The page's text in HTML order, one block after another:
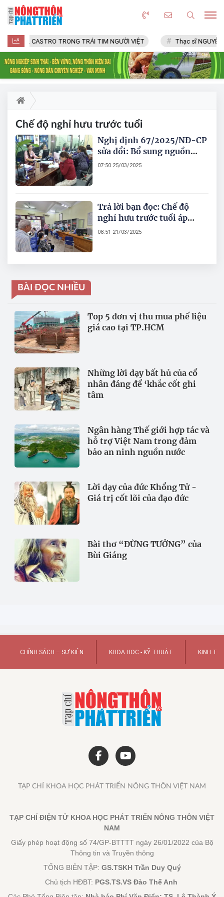
FIDEL CASTRO TRONG TRÁI TIM NGƯỜI VIỆT Thạc sĩ NGUYỄN
Chế độ nghỉ hưu trước tuổi
Nghị định 67/2025/NĐ-CP
sửa đổi: Bổ sung nguồn
kinh phí thực hiện chế độ
07:50 25/03/2025
Trả lời bạn đọc: Chế độ
nghỉ hưu trước tuổi áp
dụng với nhóm cơ quan
08:51 21/03/2025
BÀI ĐỌC NHIỀU
Top 5 đơn vị thu mua phế liệu
giá cao tại TP.HCM
Những lời dạy bất hủ của cổ
nhân đáng để ‘khắc cốt ghi
tâm
Ngân hàng Thế giới hợp tác và
hỗ trợ Việt Nam trong đảm
bảo an ninh nguồn nước
Lời dạy của đức Khổng Tử -
Giá trị cốt lõi của đạo đức
Bài thơ “ĐỪNG TƯỞNG” của
Bùi Giáng
CHÍNH SÁCH – SỰ KIỆN KHOA HỌC - KỸ THUẬT KINH TẾ
TẠP CHÍ KHOA HỌC PHÁT TRIỂN NÔNG THÔN VIỆT NAM
TẠP CHÍ ĐIỆN TỬ KHOA HỌC PHÁT TRIỂN NÔNG THÔN VIỆT
NAM
Giấy phép hoạt động số 74/GP-BTTTT ngày 26/01/2022 của Bộ
Thông tin và Truyền thông
TỔNG BIÊN TẬP: GS.TSKH Trần Duy Quý
Chủ tịch HĐBT: PGS.TS.VS Đào Thế Anh